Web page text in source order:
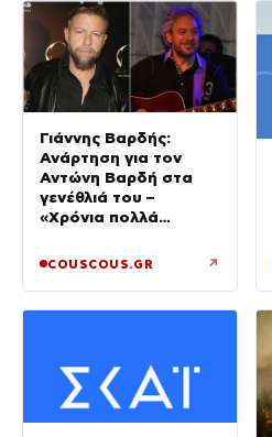
Γιάννης Βαρδής:
Ανάρτηση για τον
Αντώνη Βαρδή στα
γενέθλιά του –
«Χρόνια πολλά
COUSCOUS.GR ↗